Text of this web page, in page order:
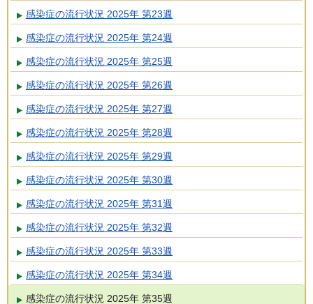
感染症の流行状況 2025年 第23週
感染症の流行状況 2025年 第24週
感染症の流行状況 2025年 第25週
感染症の流行状況 2025年 第26週
感染症の流行状況 2025年 第27週
感染症の流行状況 2025年 第28週
感染症の流行状況 2025年 第29週
感染症の流行状況 2025年 第30週
感染症の流行状況 2025年 第31週
感染症の流行状況 2025年 第32週
感染症の流行状況 2025年 第33週
感染症の流行状況 2025年 第34週
感染症の流行状況 2025年 第35週